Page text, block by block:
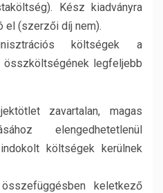
Kész kiadványra
el (szerzői díj nem).
költségek a
legfeljebb
zavartalan, magas
elengedhetetlenül
költségek kerülnek
keletkező